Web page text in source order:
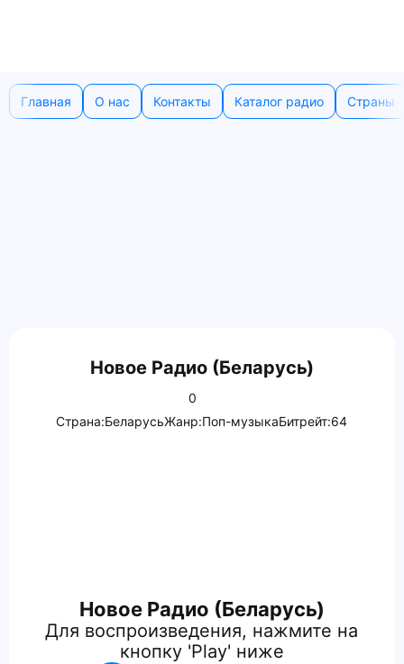
Главная О нас Контакты Каталог радио Страны
Новое Радио (Беларусь)
0
Страна:БеларусьЖанр:Поп-музыкаБитрейт:64
Новое Радио (Беларусь)
Для воспроизведения, нажмите на
кнопку 'Play' ниже